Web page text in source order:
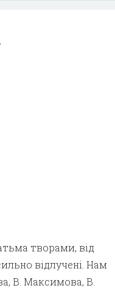
творами, від
відлучені. Нам
В. Максимова, В.